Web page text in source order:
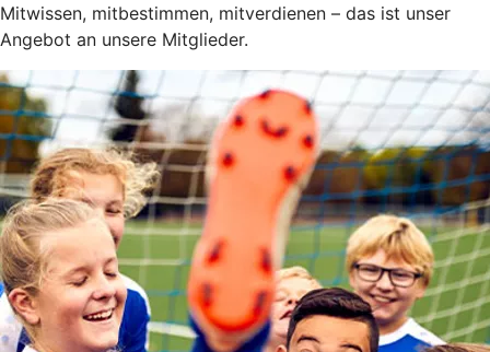
Mitwissen, mitbestimmen, mitverdienen – das ist unser
Angebot an unsere Mitglieder.